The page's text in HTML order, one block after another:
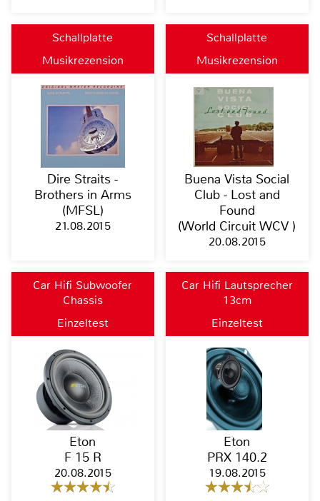
Schallplatte
Musikrezension
Dire Straits -
Brothers in Arms
(MFSL)
21.08.2015
Schallplatte
Musikrezension
Buena Vista Social
Club - Lost and
Found
(World Circuit WCV )
20.08.2015
Car Hifi Subwoofer
Chassis
Einzeltest
Eton
F 15 R
20.08.2015
Car Hifi Lautsprecher
13cm
Einzeltest
Eton
PRX 140.2
19.08.2015